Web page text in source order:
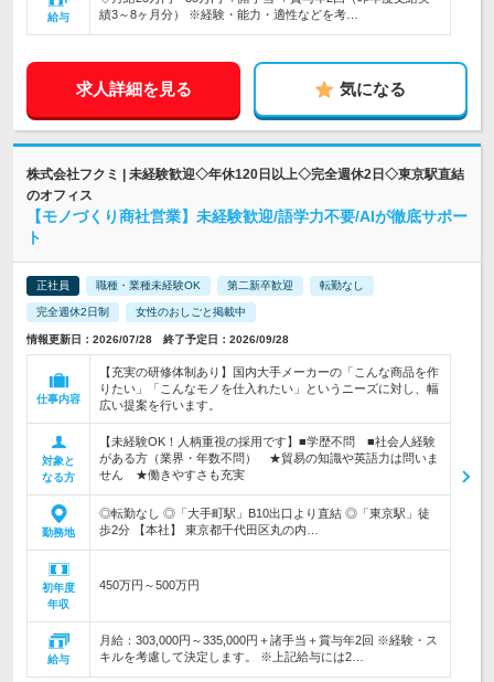
給与
績3～8ヶ月分） ※経験・能力・適性などを考…
求人詳細を見る 気になる
株式会社フクミ | 未経験歓迎◇年休120日以上◇完全週休2日◇東京駅直結
のオフィス
【モノづくり商社営業】未経験歓迎/語学力不要/AIが徹底サポー
ト
正社員 職種・業種未経験OK 第二新卒歓迎 転勤なし
完全週休2日制 女性のおしごと掲載中
情報更新日：2026/07/28 終了予定日：2026/09/28
仕事内容
【充実の研修体制あり】国内大手メーカーの「こんな商品を作
りたい」「こんなモノを仕入れたい」というニーズに対し、幅
広い提案を行います。
対象と
なる方
【未経験OK！人柄重視の採用です】■学歴不問 ■社会人経験
がある方（業界・年数不問） ★貿易の知識や英語力は問いま
せん ★働きやすさも充実
勤務地
◎転勤なし ◎「大手町駅」B10出口より直結 ◎「東京駅」徒
歩2分 【本社】 東京都千代田区丸の内…
初年度
年収
450万円～500万円
給与
月給：303,000円～335,000円＋諸手当＋賞与年2回 ※経験・ス
キルを考慮して決定します。 ※上記給与には2…